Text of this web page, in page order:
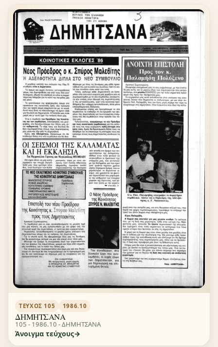
ΤΕΎΧΟΣ 105 1986.10
ΔΗΜΗΤΣΑΝΑ
105 - 1986.10 - ΔΗΜΗΤΣΑΝΑ
Άνοιγμα τεύχους